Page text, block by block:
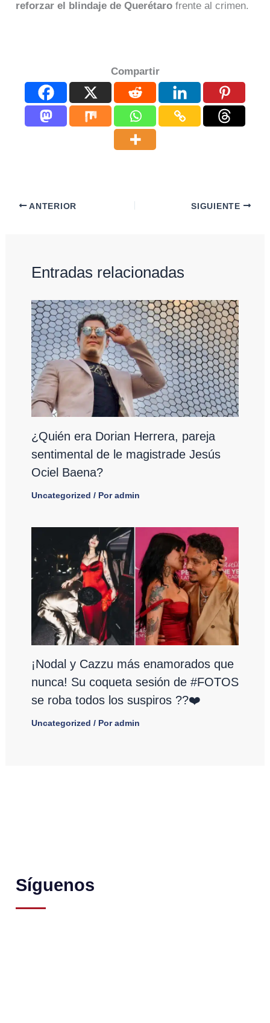
reforzar el blindaje de Querétaro frente al crimen.
Compartir
ANTERIOR SIGUIENTE
Entradas relacionadas
¿Quién era Dorian Herrera, pareja
sentimental de le magistrade Jesús
Ociel Baena?
Uncategorized / Poradmin
¡Nodal y Cazzu más enamorados que
nunca! Su coqueta sesión de #FOTOS
se roba todos los suspiros ??❤️
Uncategorized / Poradmin
Síguenos